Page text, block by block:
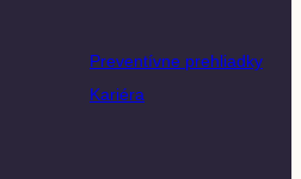
Preventívne prehliadky
Kariéra